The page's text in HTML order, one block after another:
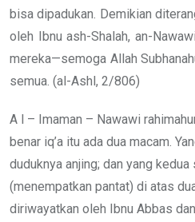
bisa dipadukan. Demikian
oleh Ibnu ash-Shalah, an-
mereka—semoga Allah
semua. (al-Ashl, 2/806)
A l – Imaman – Nawawi
benar iq’a itu ada dua macam.
duduknya anjing; dan yang kedua
(menempatkan pantat) di atas
diriwayatkan oleh Ibnu Abbas